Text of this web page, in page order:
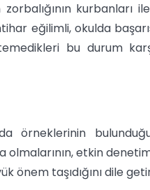
kurbanları
eğilimli, okulda
bu durum
örneklerinin
etkin
önem taşıdığını dile